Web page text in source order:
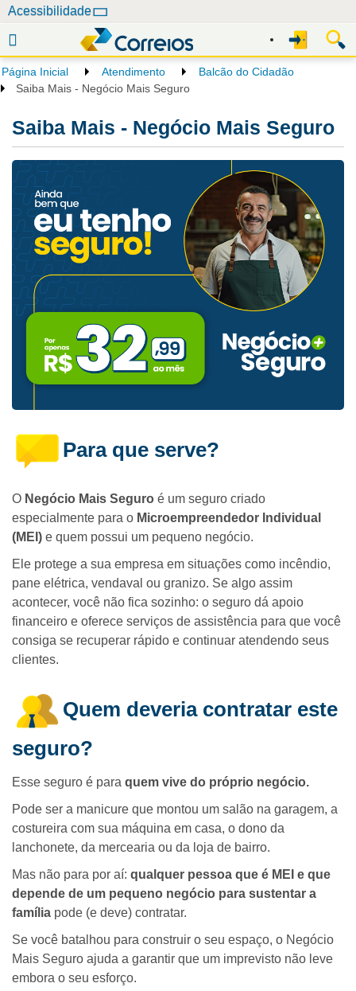
e
g
Acessibilidade
Página Inicial Atendimento
Balcão do Cidadão
Saiba Mais - Negócio Mais Seguro
Saiba Mais - Negócio Mais Seguro
Para que serve?
O Negócio Mais Seguro é um seguro criado
especialmente para o Microempreendedor Individual
(MEI) e quem possui um pequeno negócio.
Ele protege a sua empresa em situações como incêndio,
pane elétrica, vendaval ou granizo. Se algo assim
acontecer, você não fica sozinho: o seguro dá apoio
financeiro e oferece serviços de assistência para que você
consiga se recuperar rápido e continuar atendendo seus
clientes.
Quem deveria contratar este
seguro?
Esse seguro é para quem vive do próprio negócio.
Pode ser a manicure que montou um salão na garagem, a
costureira com sua máquina em casa, o dono da
lanchonete, da mercearia ou da loja de bairro.
Mas não para por aí: qualquer pessoa que é MEI e que
depende de um pequeno negócio para sustentar a
família pode (e deve) contratar.
Se você batalhou para construir o seu espaço, o Negócio
Mais Seguro ajuda a garantir que um imprevisto não leve
embora o seu esforço.